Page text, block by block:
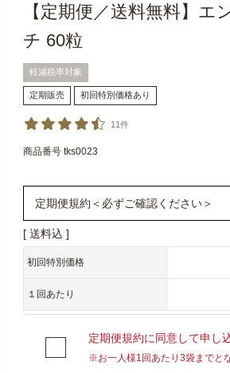
【定期便／送料無料】エ
チ 60粒
軽減税率対象
定期販売 初回特別価格あり
11件
商品番号 tks0023
定期便規約＜必ずご確認ください＞
1年定期購入いただくと、通常購入よ
（初回1,847円＋2回目以降369円×11
ら中止のご連絡をいただくまで毎月定
けするサービスです。
送料込
初回特別価格
１回あたり
定期便規約に同意して申し
※お一人様1回あたり3袋までと